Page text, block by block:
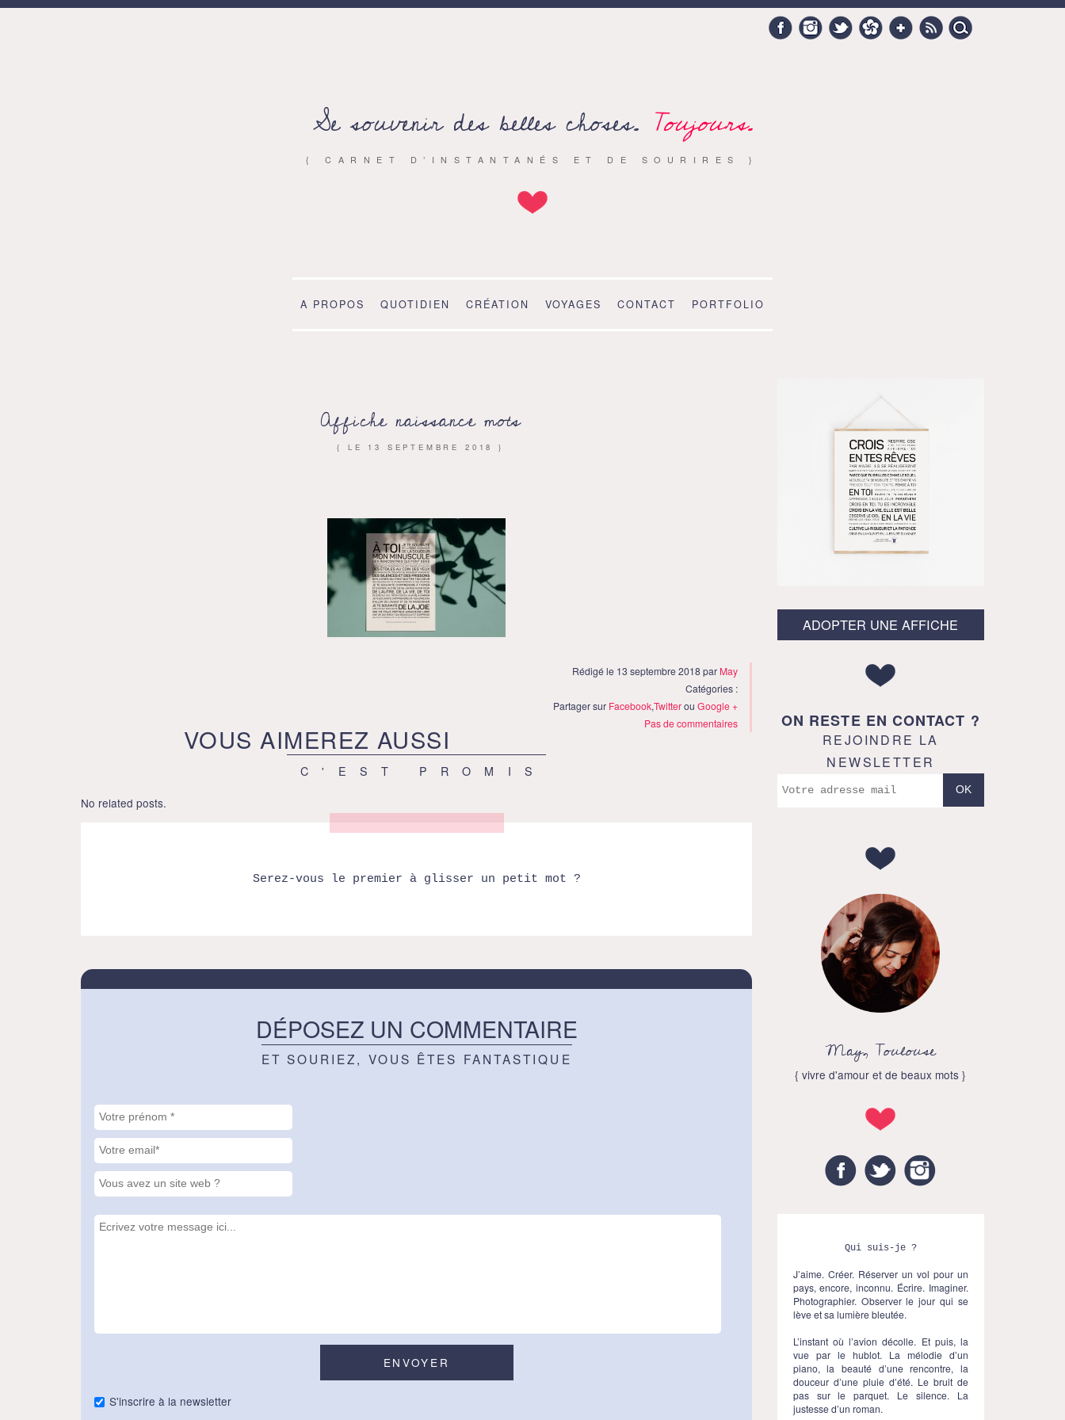
Search
for:
FacebookInstagramTwitter HellocotonGoogle +
RSS
Se souvenir des belles choses. Toujours.
{ CARNET D’INSTANTANÉS ET DE SOURIRES }
A PROPOS QUOTIDIEN CRÉATION VOYAGES CONTACT PORTFOLIO
Affiche naissance mots
{ LE 13 SEPTEMBRE 2018 }
Rédigé le 13 septembre 2018 par May
Catégories :
Partager sur Facebook,TwitterouGoogle +
Pas de commentaires
VOUS AIMEREZ AUSSI
C'EST PROMIS
No related posts.
Serez-vous le premier à glisser un petit mot ?
DÉPOSEZ UN COMMENTAIRE
ET SOURIEZ, VOUS ÊTES FANTASTIQUE
S'inscrire à la newsletter
ADOPTER UNE AFFICHE
ON RESTE EN CONTACT ?
REJOINDRE LA
NEWSLETTER
May, Toulouse
{ vivre d'amour et de beaux mots }
FacebookTwitter
Qui suis-je ?
J’aime. Créer. Réserver un vol pour un
pays, encore, inconnu. Écrire. Imaginer.
Photographier. Observer le jour qui se
lève et sa lumière bleutée.
L’instant où l’avion décolle. Et puis, la
vue par le hublot. La mélodie d’un
piano, la beauté d’une rencontre, la
douceur d’une pluie d’été. Le bruit de
pas sur le parquet. Le silence. La
justesse d’un roman.